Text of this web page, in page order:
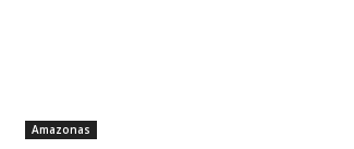
Amazonas